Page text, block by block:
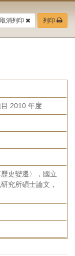
取消列印 列印
2010 年度
歷史變遷〉，國立
究所碩士論文，